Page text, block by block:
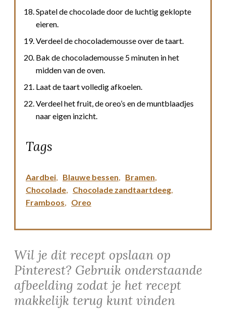
Spatel de chocolade door de luchtig geklopte
eieren.
Verdeel de chocolademousse over de taart.
Bak de chocolademousse 5 minuten in het
midden van de oven.
Laat de taart volledig afkoelen.
Verdeel het fruit, de oreo’s en de muntblaadjes
naar eigen inzicht.
Tags
Aardbei, Blauwe bessen, Bramen,
Chocolade, Chocolade zandtaartdeeg,
Framboos, Oreo
Wil je dit recept opslaan op
Pinterest? Gebruik onderstaande
afbeelding zodat je het recept
makkelijk terug kunt vinden